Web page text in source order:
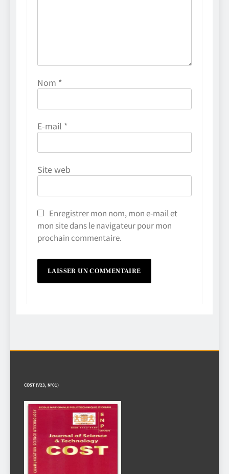
Nom *
E-mail *
Site web
Enregistrer mon nom, mon e-mail et
mon site dans le navigateur pour mon
prochain commentaire.
COST (V23, N°01)